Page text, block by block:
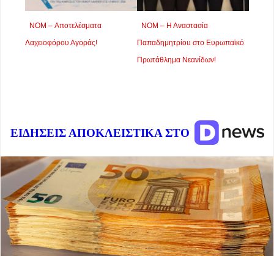
NOM – Αποτελέσματα
Λαχειοφόρου Αγοράς!
ΝΟΜ – Η Αναστασία
Παπαδημητρίου στο Ευρωπαϊκό
Πρωτάθλημα Νεανίδων!
ΕΙΔΗΣΕΙΣ ΑΠΟΚΛΕΙΣΤΙΚΑ ΣΤΟ